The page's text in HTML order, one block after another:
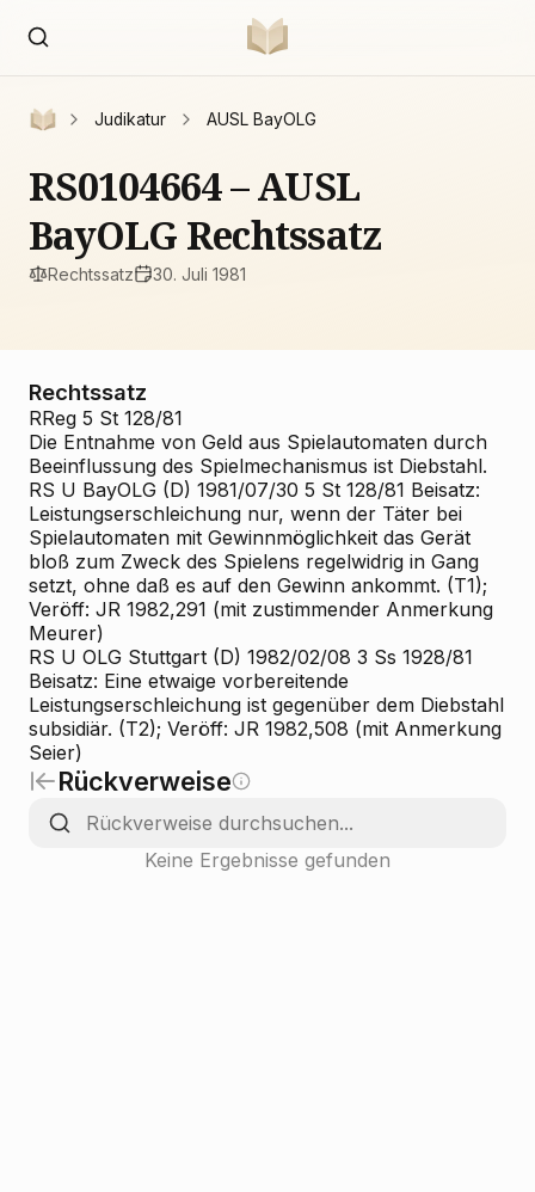
Judikatur AUSL BayOLG
RS0104664 – AUSL
BayOLG Rechtssatz
Rechtssatz 30. Juli 1981
Rechtssatz
RReg 5 St 128/81
Die Entnahme von Geld aus Spielautomaten durch
Beeinflussung des Spielmechanismus ist Diebstahl.
RS U BayOLG (D) 1981/07/30 5 St 128/81 Beisatz:
Leistungserschleichung nur, wenn der Täter bei
Spielautomaten mit Gewinnmöglichkeit das Gerät
bloß zum Zweck des Spielens regelwidrig in Gang
setzt, ohne daß es auf den Gewinn ankommt. (T1);
Veröff: JR 1982,291 (mit zustimmender Anmerkung
Meurer)
RS U OLG Stuttgart (D) 1982/02/08 3 Ss 1928/81
Beisatz: Eine etwaige vorbereitende
Leistungserschleichung ist gegenüber dem Diebstahl
subsidiär. (T2); Veröff: JR 1982,508 (mit Anmerkung
Seier)
Rückverweise
Keine Ergebnisse gefunden